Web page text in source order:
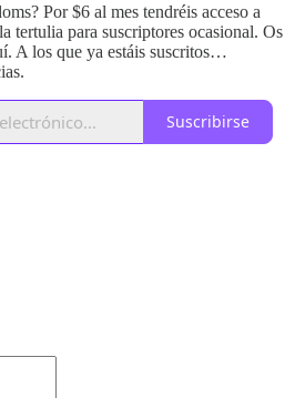
Por $6 al mes tendréis acceso a
tertulia para suscriptores ocasional. Os
A los que ya estáis suscritos…
Suscribirse